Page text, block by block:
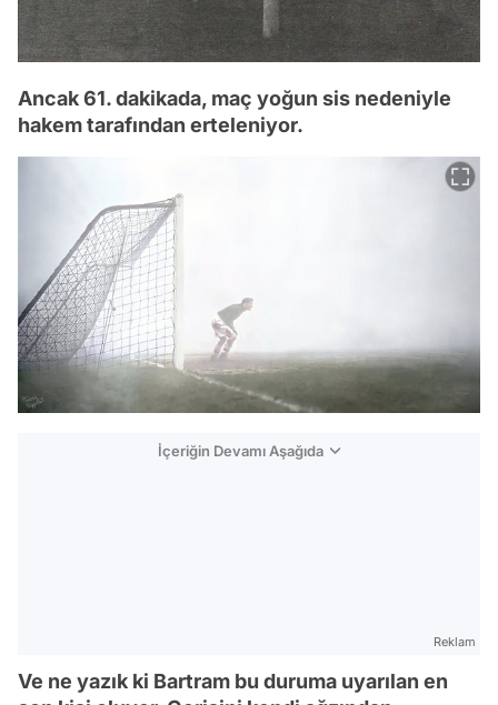
Ancak 61. dakikada, maç yoğun sis nedeniyle
hakem tarafından erteleniyor.
İçeriğin Devamı Aşağıda
Reklam
Ve ne yazık ki Bartram bu duruma uyarılan en